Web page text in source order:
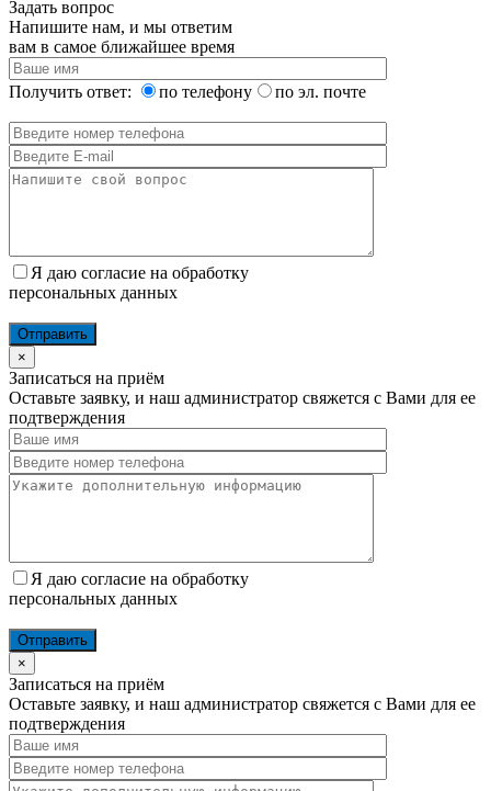
Задать вопрос
Напишите нам, и мы ответим
вам в самое ближайшее время
Получить ответ: по телефону по эл. почте
Я даю согласие на обработку
персональных данных
×
Записаться на приём
Оставьте заявку, и наш администратор свяжется с Вами для ее
подтверждения
Я даю согласие на обработку
персональных данных
×
Записаться на приём
Оставьте заявку, и наш администратор свяжется с Вами для ее
подтверждения